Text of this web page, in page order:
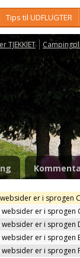
Tips til UDFLUGTER
TJEKKIET
er i sprogen
websider er i sprogen
websider er i sprogen
websider er i sprogen
websider er i sprogen